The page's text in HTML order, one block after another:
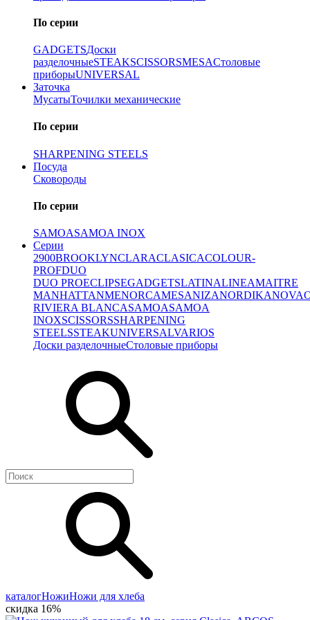
По серии
GADGETSДоски
разделочныеSTEAKSCISSORSMESAСтоловые
приборыUNIVERSAL
Заточка
МусатыТочилки механические
По серии
SHARPENING STEELS
Посуда
Сковороды
По серии
SAMOASAMOA INOX
Серии
2900BROOKLYNCLARACLASICACOLOUR-
PROFDUO
DUO PROECLIPSEGADGETSLATINALINEAMAITRE
MANHATTANMENORCAMESANIZANORDIKANOVA
RIVIERA BLANCASAMOASAMOA
INOXSCISSORSSHARPENING
STEELSSTEAKUNIVERSALVARIOS
Доски разделочныеСтоловые приборы
каталогНожиНожи для хлеба
скидка 16%